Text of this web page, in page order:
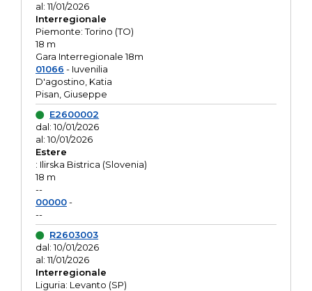
al: 11/01/2026
Interregionale
Piemonte: Torino (TO)
18 m
Gara Interregionale 18m
01066 - Iuvenilia
D'agostino, Katia
Pisan, Giuseppe
E2600002
dal: 10/01/2026
al: 10/01/2026
Estere
: Ilirska Bistrica (Slovenia)
18 m
--
00000-
--
R2603003
dal: 10/01/2026
al: 11/01/2026
Interregionale
Liguria: Levanto (SP)